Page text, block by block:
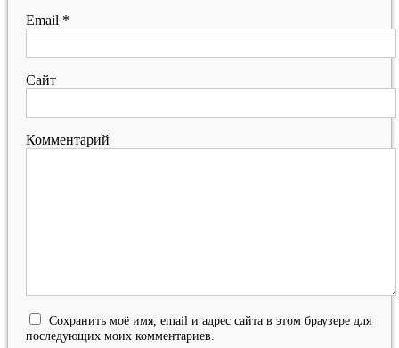
Email *
Сайт
Комментарий
Сохранить моё имя, email и адрес сайта в этом браузере для
последующих моих комментариев.